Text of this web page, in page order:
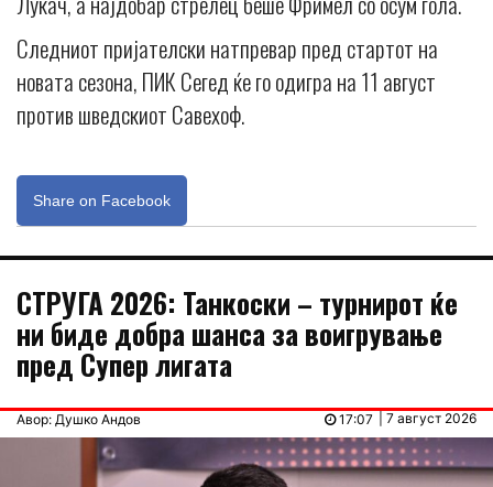
Следниот пријателски натпревар пред стартот на
новата сезона, ПИК Сегед ќе го одигра на 11 август
против шведскиот Савехоф.
Share on Facebook
СТРУГА 2026: Танкоски – турнирот ќе
ни биде добра шанса за воигрување
пред Супер лигата
Авор: Душко Андов | 7 август 2026
17:07